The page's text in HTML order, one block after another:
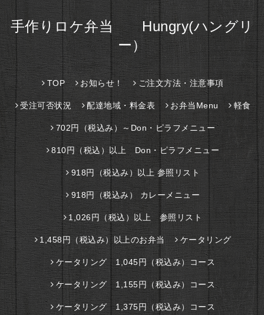
手作りロケ弁当 Hungry(ハングリ
ー）
TOP お知らせ！ ご注文方法・注意事項
受注可否状況 配達地域・料金表 お弁当Menu 軽食
702円（税込み）～Don・ピラフメニュー
810円（税込）以上 Don・ピラフメニュー
918円（税込み）以上 参照リスト
918円（税込み） カレーメニュー
1,026円（税込）以上 参照リスト
1,458円（税込み）以上のお弁当 ケータリング
ケータリング 1,045円（税込み）コース
ケータリング 1,155円（税込み）コース
ケータリング 1,375円（税込み）コース